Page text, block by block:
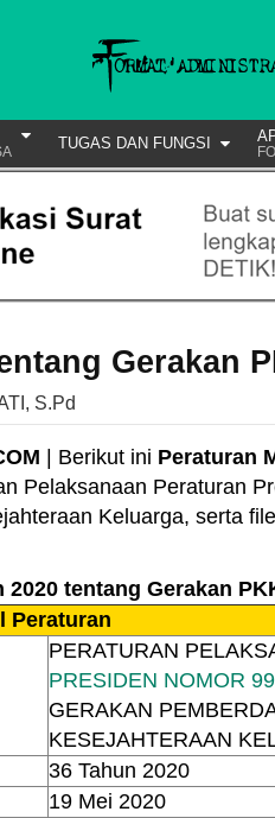
TUGAS DAN FUNGSI
Gerakan
S.Pd
| Berikut ini Peraturan
Pelaksanaan Peraturan
Keluarga, serta
2020 tentang Gerakan
Peraturan
PERATURAN
PRESIDEN NOMOR
GERAKAN
KESEJAHTERAAN
36 Tahun 2020
19 Mei 2020